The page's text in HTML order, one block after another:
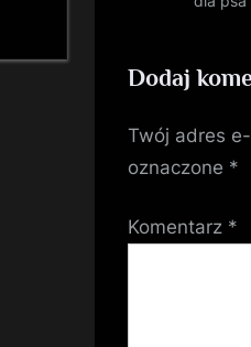
Dodaj
Twój adres
oznaczone *
Komentarz *